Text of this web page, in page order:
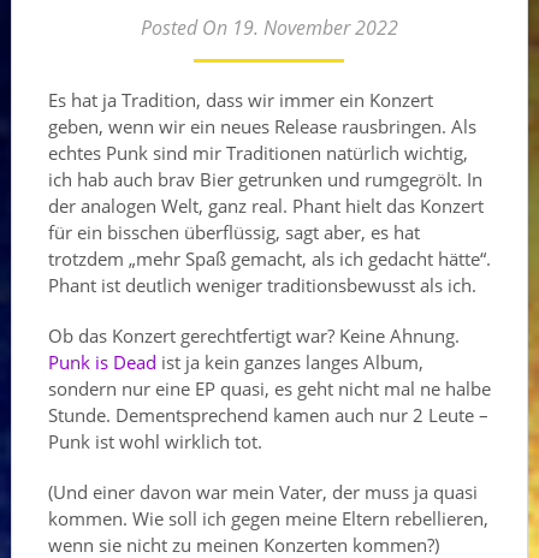
Posted On 19. November 2022
Es hat ja Tradition, dass wir immer ein Konzert
geben, wenn wir ein neues Release rausbringen. Als
echtes Punk sind mir Traditionen natürlich wichtig,
ich hab auch brav Bier getrunken und rumgegrölt. In
der analogen Welt, ganz real. Phant hielt das Konzert
für ein bisschen überflüssig, sagt aber, es hat
trotzdem „mehr Spaß gemacht, als ich gedacht hätte“.
Phant ist deutlich weniger traditionsbewusst als ich.
Ob das Konzert gerechtfertigt war? Keine Ahnung.
Punk is Dead ist ja kein ganzes langes Album,
sondern nur eine EP quasi, es geht nicht mal ne halbe
Stunde. Dementsprechend kamen auch nur 2 Leute –
Punk ist wohl wirklich tot.
(Und einer davon war mein Vater, der muss ja quasi
kommen. Wie soll ich gegen meine Eltern rebellieren,
wenn sie nicht zu meinen Konzerten kommen?)